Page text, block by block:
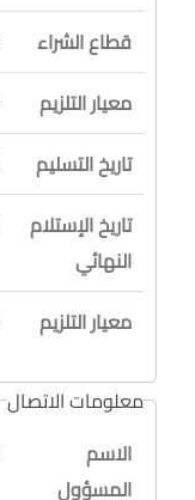
قطاع الشراء
معيار التلزيم
تاريخ التسليم
تاريخ الإستلام
النهائي
معيار التلزيم
معلومات الاتصال
الاسم
المسؤول